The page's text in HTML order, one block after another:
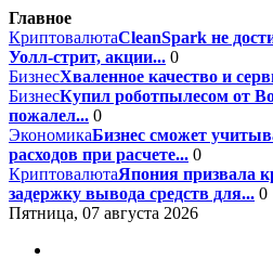
Главное
КриптовалютаCleanSpark не
Уолл-стрит, акции... 0
БизнесХваленное качество и
БизнесКупил роботпылесом от
пожалел... 0
ЭкономикаБизнес сможет
расходов при расчете... 0
КриптовалютаЯпония призвала
задержку вывода средств для... 0
Пятница, 07 августа 2026